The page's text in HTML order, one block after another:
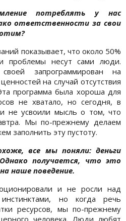
потреблять у нас
ответственности за свои
показывает, что около 50%
проблемы несут сами люди.
запрограммирован на
на случай отсутствия
программа была хороша для
не хватало, но сегодня, в
не усвоили мысль о том, что
Мы по-прежнему делаем
заполнить эту пустоту.
все мы поняли: деньги
получается, что это
наше поведение.
и не росли над
но когда речь
ресурсов, мы по-прежнему
человека. Люди любят